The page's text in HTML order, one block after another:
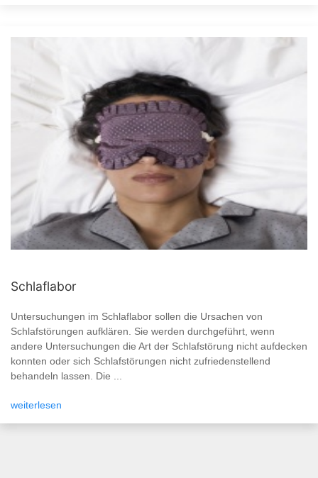
Schlaflabor
Untersuchungen im Schlaflabor sollen die Ursachen von
Schlafstörungen aufklären. Sie werden durchgeführt, wenn
andere Untersuchungen die Art der Schlafstörung nicht aufdecken
konnten oder sich Schlafstörungen nicht zufriedenstellend
behandeln lassen. Die ...
weiterlesen